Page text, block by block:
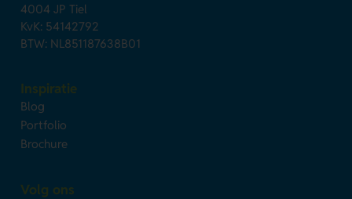
4004 JP Tiel
KvK: 54142792
BTW: NL851187638B01
Inspiratie
Blog
Portfolio
Brochure
Volg ons